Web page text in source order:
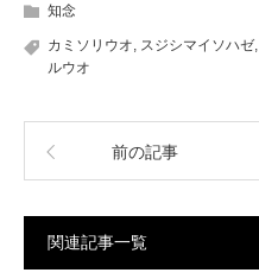
知念
カミソリウオ, スジシマイソハゼ,
ルウオ
前の記事
関連記事一覧